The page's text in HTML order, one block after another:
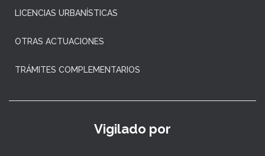
LICENCIAS URBANÍSTICAS
OTRAS ACTUACIONES
TRÁMITES COMPLEMENTARIOS
Vigilado por